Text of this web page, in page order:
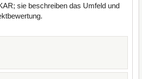
sie beschreiben das Umfeld und